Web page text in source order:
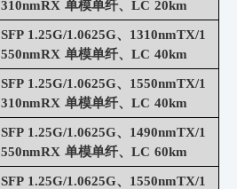
310nmRX 单模单纤、LC 20km
SFP 1.25G/1.0625G、1310nmTX/1
550nmRX 单模单纤、LC 40km
SFP 1.25G/1.0625G、1550nmTX/1
310nmRX 单模单纤、LC 40km
SFP 1.25G/1.0625G、1490nmTX/1
550nmRX 单模单纤、LC 60km
SFP 1.25G/1.0625G、1550nmTX/1